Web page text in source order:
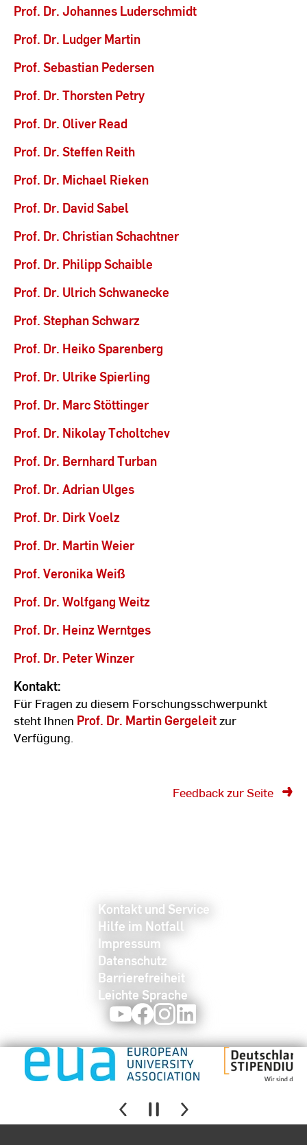
Prof. Dr. Johannes Luderschmidt
Prof. Dr. Ludger Martin
Prof. Sebastian Pedersen
Prof. Dr. Thorsten Petry
Prof. Dr. Oliver Read
Prof. Dr. Steffen Reith
Prof. Dr. Michael Rieken
Prof. Dr. David Sabel
Prof. Dr. Christian Schachtner
Prof. Dr. Philipp Schaible
Prof. Dr. Ulrich Schwanecke
Prof. Stephan Schwarz
Prof. Dr. Heiko Sparenberg
Prof. Dr. Ulrike Spierling
Prof. Dr. Marc Stöttinger
Prof. Dr. Nikolay Tcholtchev
Prof. Dr. Bernhard Turban
Prof. Dr. Adrian Ulges
Prof. Dr. Dirk Voelz
Prof. Dr. Martin Weier
Prof. Veronika Weiß
Prof. Dr. Wolfgang Weitz
Prof. Dr. Heinz Werntges
Prof. Dr. Peter Winzer
Kontakt:
Für Fragen zu diesem Forschungsschwerpunkt
steht Ihnen Prof. Dr. Martin Gergeleitzur
Verfügung.
Feedback zur Seite
Kontakt und Service
Hilfe im Notfall
Impressum
Datenschutz
Barrierefreiheit
Leichte Sprache
YoutubeFacebookInstagram